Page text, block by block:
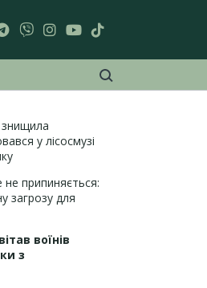
у лісосмузі
не припиняється:
загрозу для
воїнів
з